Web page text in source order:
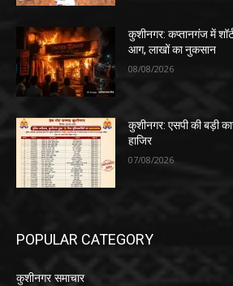
कुशीनगर: कप्तानगंज में
आग, लाखों का नुकसान
08/08/2026
कुशीनगर: एसपी की बड़ी
हाजिर
07/08/2026
POPULAR CATEGORY
कुशीनगर समाचार